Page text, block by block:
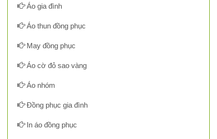
Áo gia đình
Áo thun đồng phục
May đồng phục
Áo cờ đỏ sao vàng
Áo nhóm
Đồng phục gia đình
In áo đồng phục